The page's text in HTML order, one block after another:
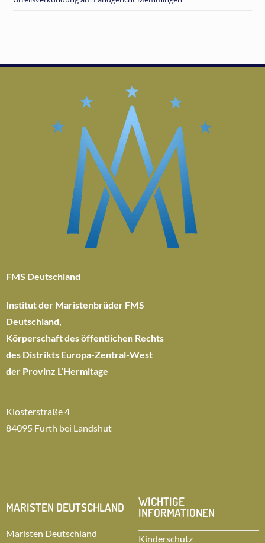
FMS Deutschland
Institut der Maristenbrüder FMS
Deutschland,
Körperschaft des öffentlichen Rechts
des Distrikts Europa-Zentral-West
der Provinz L’Hermitage
Klosterstraße 4
84095 Furth bei Landshut
MARISTEN DEUTSCHLAND
Maristen Deutschland
WICHTIGE
INFORMATIONEN
Kinderschutz